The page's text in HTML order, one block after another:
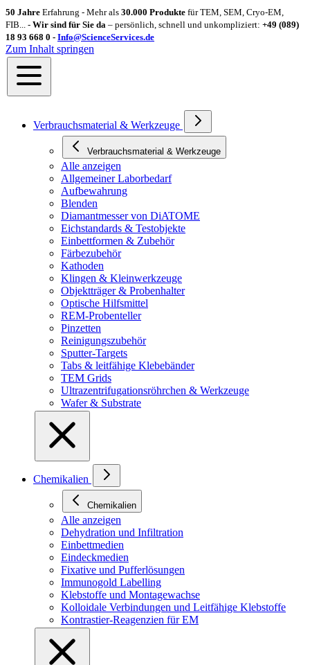
50 Jahre Erfahrung - Mehr als 30.000 Produkte für TEM, SEM, Cryo-EM,
FIB... - Wir sind für Sie da – persönlich, schnell und unkompliziert: +49 (089)
18 93 668 0 - Info@ScienceServices.de
Zum Inhalt springen
Verbrauchsmaterial & Werkzeuge
Verbrauchsmaterial & Werkzeuge
Alle anzeigen
Allgemeiner Laborbedarf
Aufbewahrung
Blenden
Diamantmesser von DiATOME
Eichstandards & Testobjekte
Einbettformen & Zubehör
Färbezubehör
Kathoden
Klingen & Kleinwerkzeuge
Objektträger & Probenhalter
Optische Hilfsmittel
REM-Probenteller
Pinzetten
Reinigungszubehör
Sputter-Targets
Tabs & leitfähige Klebebänder
TEM Grids
Ultrazentrifugationsröhrchen & Werkzeuge
Wafer & Substrate
Chemikalien
Chemikalien
Alle anzeigen
Dehydration und Infiltration
Einbettmedien
Eindeckmedien
Fixative und Pufferlösungen
Immunogold Labelling
Klebstoffe und Montagewachse
Kolloidale Verbindungen und Leitfähige Klebstoffe
Kontrastier-Reagenzien für EM